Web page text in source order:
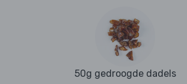
50g gedroogde dadels